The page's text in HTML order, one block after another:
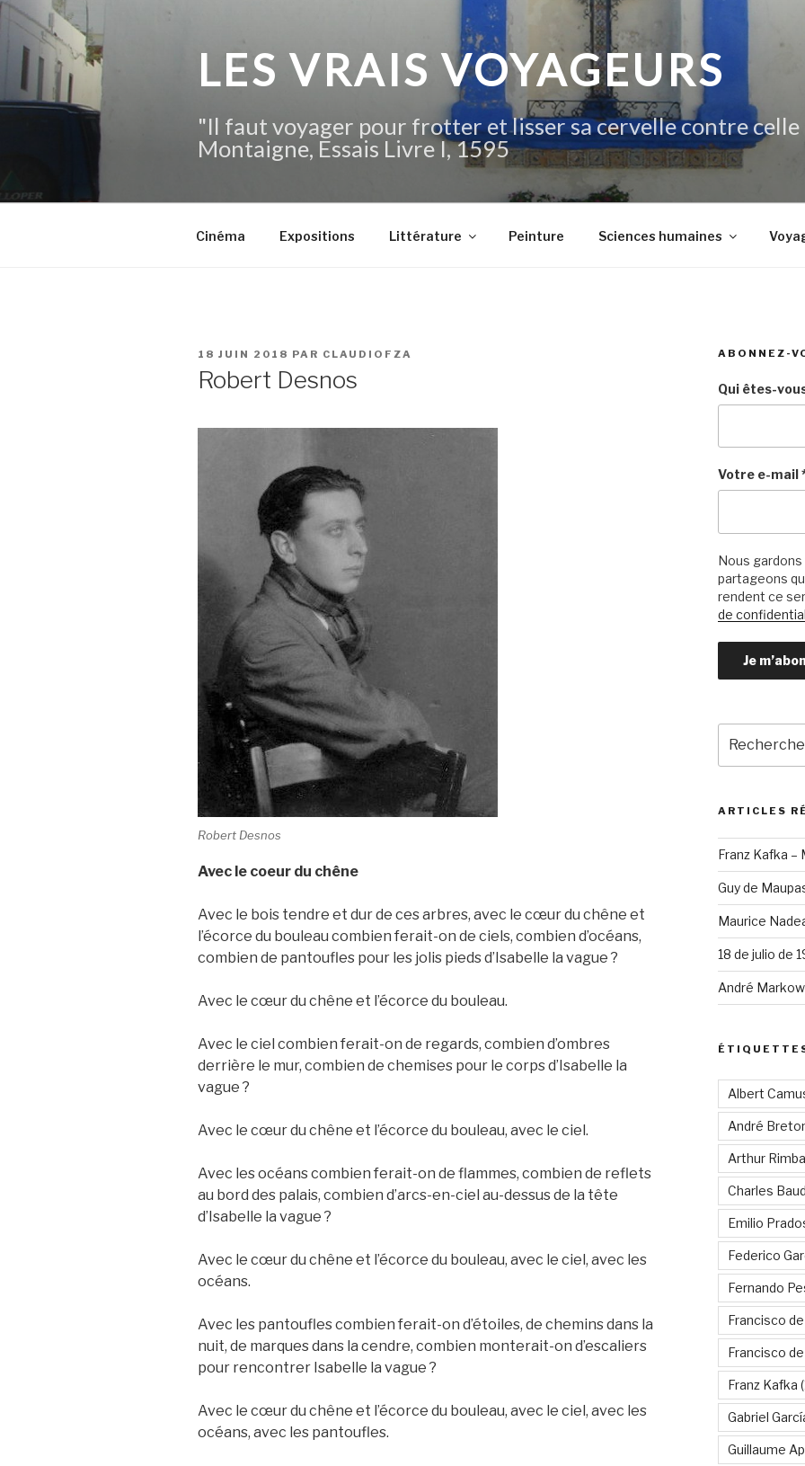
Aller
contenu
principal
LES VRAIS VOYAGEURS
"Il faut voyager pour frotter et lisser sa cervelle contre
Montaigne, Essais Livre I, 1595
Cinéma Expositions Littérature Peinture Sciences humaines
PUBLIÉ
18 JUIN 2018 PAR CLAUDIOFZA
Robert Desnos
Robert Desnos
Avec le coeur du chêne
Avec le bois tendre et dur de ces arbres, avec le cœur du chêne et
l’écorce du bouleau combien ferait-on de ciels, combien d’océans,
combien de pantoufles pour les jolis pieds d’Isabelle la vague ?
Avec le cœur du chêne et l’écorce du bouleau.
Avec le ciel combien ferait-on de regards, combien d’ombres
derrière le mur, combien de chemises pour le corps d’Isabelle la
vague ?
Avec le cœur du chêne et l’écorce du bouleau, avec le ciel.
Avec les océans combien ferait-on de flammes, combien de reflets
au bord des palais, combien d’arcs-en-ciel au-dessus de la tête
d’Isabelle la vague ?
Avec le cœur du chêne et l’écorce du bouleau, avec le ciel, avec les
océans.
Avec les pantoufles combien ferait-on d’étoiles, de chemins dans la
nuit, de marques dans la cendre, combien monterait-on d’escaliers
pour rencontrer Isabelle la vague ?
Avec le cœur du chêne et l’écorce du bouleau, avec le ciel, avec les
océans, avec les pantoufles.
ABONNEZ-
Qui êtes-
Votre e-mail
Nous
partageons
rendent ce
de
pour
:
ARTICLES
Franz Kafka –
Guy de
Maurice
18 de julio de
André
Albert
André
Arthur
Charles
Emilio
Federico
Fernando
Francisco
Francisco
Franz Kafka
Gabriel
Guillaume